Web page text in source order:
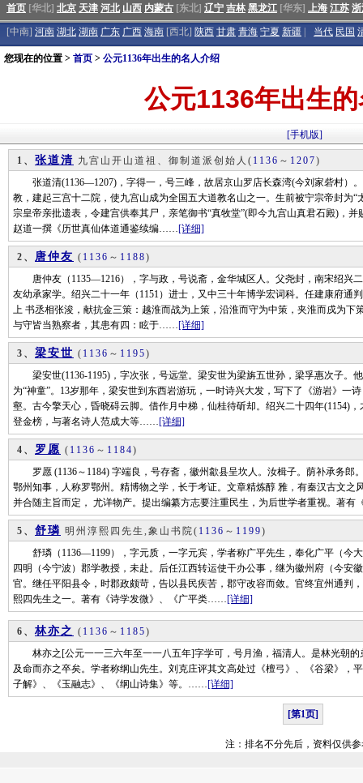
首页 [华北] 北京 天津 河北 山西 内蒙古 [东北] 辽宁 吉林 黑龙江 [华东] 上海 江苏
[中南] 河南 湖北 湖南 广东 广西 海南 [西北] 陕西 甘肃 青海 宁夏 新疆 当代 民国
您现在的位置 > 首页 > 公元1136年出生的名人介绍
公元1136年出生
[手机版]
1、 张道清 九宫山开山道祖、御制道派创始人 ( 1136 ～ 1207)
张道清(1136―1207)，字得一，号三峰，故居京山罗店长森湾(今刘家砦村）
教，建起三宫十二院，使九宫山成为全国五大道教名山之一。生前被宁宗帝封为
宗皇帝亲批遗表，令建宫供奉其尸，亲笔御书“真牧堂”(即今九宫山真君石殿)，
赵道一撰《历世真仙体道通鉴续编……[详细]
2、 唐仲友 ( 1136 ～ 1188)
唐仲友（1135—1216），字与政，号说斋，金华城区人。父尧封，南宋绍兴
友幼承家学。绍兴二十一年（1151）进士，又中三十年博学宏词科。任建康府通
上 书丞相张浚，献抗金三策：越淮而战为上策，沿淮而守为中策，夹淮而戍为下
与守皆当熟察者，其患有四：眩于……[详细]
3、 梁安世 ( 1136 ～ 1195)
梁安世(1136-1195)，字次张，号远堂。梁安世为梁旃五世孙，梁孚惠次子。
为“神童”。13岁那年，梁安世到东西岩游玩，一时诗兴大发，写下了《游岩》一
壑。古今擎天心，昏晓碍云脚。借作月中梯，仙桂待斫却。绍兴二十四年(1154)
登金榜，与著名诗人范成大等……[详细]
4、 罗愿 ( 1136 ～ 1184)
罗愿 (1136～1184) 字端良，号存斋，徽州歙县呈坎人。汝楫子。荫补承务郎
鄂州知事，人称罗鄂州。精博物之学，长于考证。文章精炼醇 雅，有秦汉古文之
并合随主旨而定， 尤详物产。提出编纂方志要注重民生，为后世学者重视。著
5、 舒璘 明州淳熙四先生,象山书院( 1136 ～ 1199)
舒璘（1136—1199），字元质，一字元宾，学者称广平先生，奉化广平（今
四明（今宁波）郡学教授，未赴。后任江西转运使干办公事，继为徽州府（今安
官。继任平阳县令，时郡政颇苛，告以县民疾苦，郡守改容而敛。官终宜州通判
熙四先生之一。著有《诗学发微》、《广平类……[详细]
6、 林亦之 ( 1136 ～ 1185)
林亦之[公元一一三六年至一一八五年]字学可，号月渔，福清人。是林光朝的
及命而亦之卒矣。学者称纲山先生。刘克庄评其文高处过《檀弓》、《谷梁》，
子解》、《玉融志》、《纲山诗集》等。……[详细]
[第1页]
注：排名不分先后，资料仅供